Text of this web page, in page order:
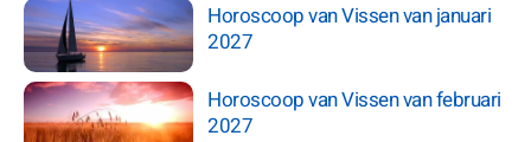
Horoscoop van Vissen van januari
2027
Horoscoop van Vissen van februari
2027